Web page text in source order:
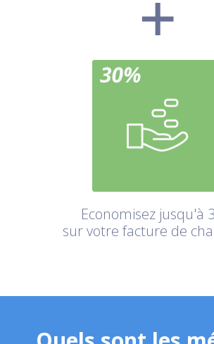
Economisez jusqu'à
sur votre facture de